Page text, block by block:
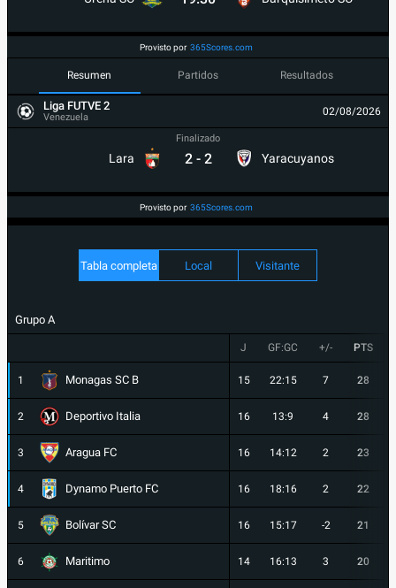
Provisto por 365Scores.com
Resumen Partidos Resultados
Liga FUTVE 2
Venezuela 02/08/2026
Lara
Finalizado
2 - 2 Yaracuyanos
Provisto por 365Scores.com
Tabla completa Local Visitante
Grupo A
J GF:GC +/- PTS
1 Monagas SC B 15 22:15 7 28
2 Deportivo Italia 16 13:9 4 28
3 Aragua FC 16 14:12 2 23
4 Dynamo Puerto FC 16 18:16 2 22
5 Bolívar SC 16 15:17 -2 21
6 Maritimo 14 16:13 3 20